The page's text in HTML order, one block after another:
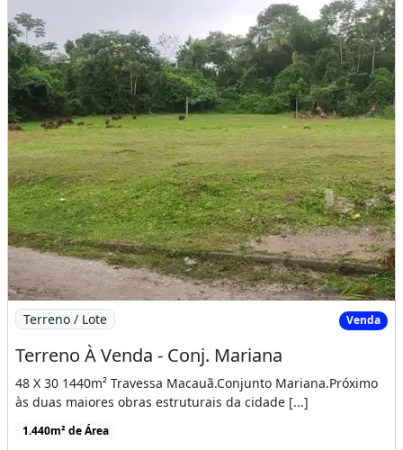
Imagem: Terreno À Venda - Conj. Mariana
Terreno / Lote Venda
Terreno À Venda - Conj. Mariana
48 X 30 1440m² Travessa Macauã.Conjunto Mariana.Próximo
às duas maiores obras estruturais da cidade [...]
1.440m² de Área